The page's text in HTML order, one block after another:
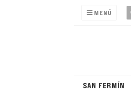
MENÚ
SAN FERMÍN